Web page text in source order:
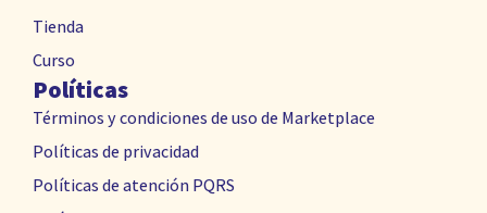
Tienda
Curso
Políticas
Términos y condiciones de uso de Marketplace
Políticas de privacidad
Políticas de atención PQRS